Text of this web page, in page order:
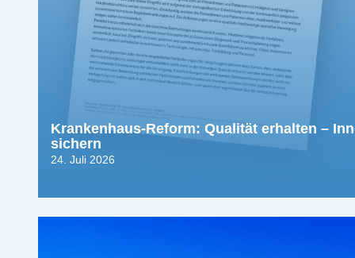
Krankenhaus-Reform: Qualität erhalten –
sichern
24. Juli 2026